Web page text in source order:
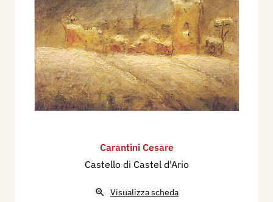
Carantini Cesare
Castello di Castel d'Ario
Visualizza scheda